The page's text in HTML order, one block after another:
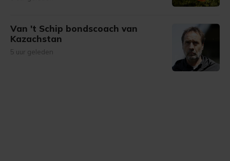
Van 't Schip bondscoach van
Kazachstan
5 uur geleden